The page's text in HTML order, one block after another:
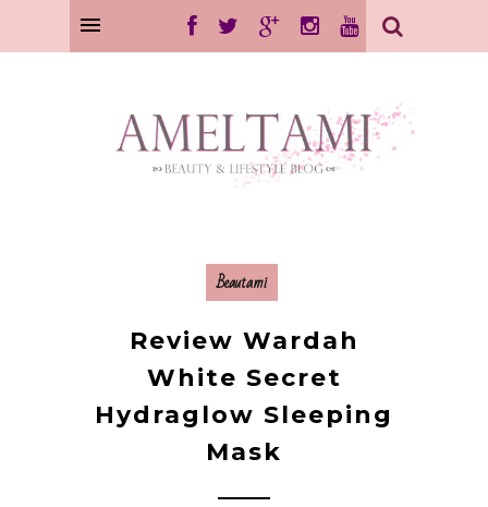
Beautami
Review Wardah
White Secret
Hydraglow Sleeping
Mask